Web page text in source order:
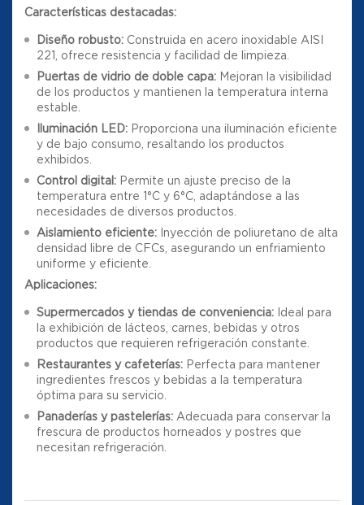
Características destacadas:
Diseño robusto: Construida en acero inoxidable AISI
221, ofrece resistencia y facilidad de limpieza.
Puertas de vidrio de doble capa: Mejoran la visibilidad
de los productos y mantienen la temperatura interna
estable.
Iluminación LED: Proporciona una iluminación eficiente
y de bajo consumo, resaltando los productos
exhibidos.
Control digital: Permite un ajuste preciso de la
temperatura entre 1°C y 6°C, adaptándose a las
necesidades de diversos productos.
Aislamiento eficiente: Inyección de poliuretano de alta
densidad libre de CFCs, asegurando un enfriamiento
uniforme y eficiente.
Aplicaciones:
Supermercados y tiendas de conveniencia: Ideal para
la exhibición de lácteos, carnes, bebidas y otros
productos que requieren refrigeración constante.
Restaurantes y cafeterías: Perfecta para mantener
ingredientes frescos y bebidas a la temperatura
óptima para su servicio.
Panaderías y pastelerías: Adecuada para conservar la
frescura de productos horneados y postres que
necesitan refrigeración.